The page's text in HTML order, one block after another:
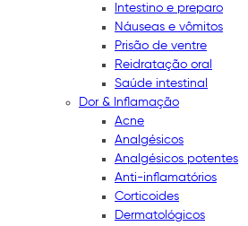
Intestino e preparo
Náuseas e vômitos
Prisão de ventre
Reidratação oral
Saúde intestinal
Dor & Inflamação
Acne
Analgésicos
Analgésicos potentes
Anti-inflamatórios
Corticoides
Dermatológicos